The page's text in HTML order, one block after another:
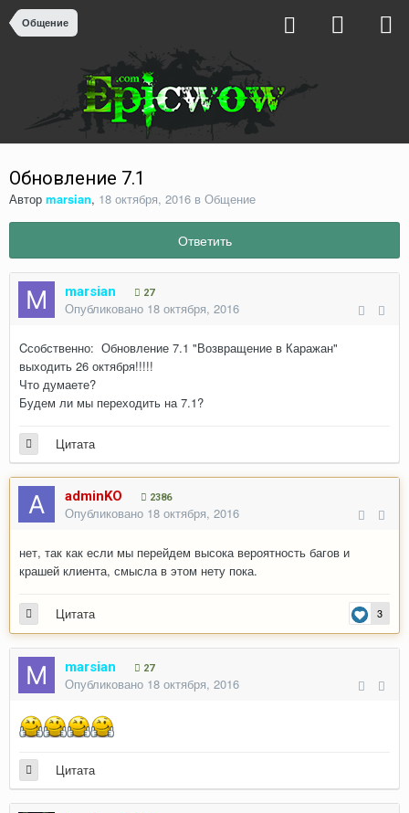
Общение
Обновление 7.1
Автор marsian, 18 октября, 2016 в Общение
Ответить
marsian 27
Опубликовано 18 октября, 2016
Cсобственно: Обновление 7.1 "Возвращение в Каражан"
выходить 26 октября!!!!!
Что думаете?
Будем ли мы переходить на 7.1?
Цитата
adminKO 2386
Опубликовано 18 октября, 2016
нет, так как если мы перейдем высока вероятность багов и
крашей клиента, смысла в этом нету пока.
3
Цитата
marsian 27
Опубликовано 18 октября, 2016
Цитата